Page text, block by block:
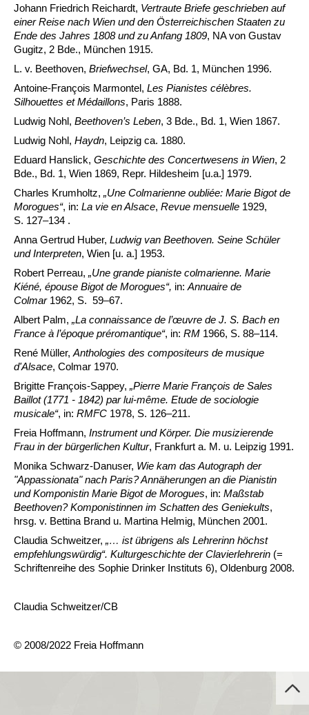
Johann Friedrich Reichardt, Vertraute Briefe geschrieben auf
einer Reise nach Wien und den Österreichischen Staaten zu
Ende des Jahres 1808 und zu Anfang 1809, NA von Gustav
Gugitz, 2 Bde., München 1915.
L. v. Beethoven, Briefwechsel, GA, Bd. 1, München 1996.
Antoine-François Marmontel, Les Pianistes célèbres.
Silhouettes et Médaillons, Paris 1888.
Ludwig Nohl, Beethoven’s Leben, 3 Bde., Bd. 1, Wien 1867.
Ludwig Nohl, Haydn, Leipzig ca. 1880.
Eduard Hanslick, Geschichte des Concertwesens in Wien, 2
Bde., Bd. 1, Wien 1869, Repr. Hildesheim [u.a.] 1979.
Charles Krumholtz, „Une Colmarienne oubliée: Marie Bigot de
Morogues“, in: La vie en Alsace, Revue mensuelle 1929,
S. 127–134 .
Anna Gertrud Huber, Ludwig van Beethoven. Seine Schüler
und Interpreten, Wien [u. a.] 1953.
Robert Perreau, „Une grande pianiste colmarienne. Marie
Kiéné, épouse Bigot de Morogues“, in: Annuaire de
Colmar1962, S. 59–67.
Albert Palm, „La connaissance de l’œuvre de J. S. Bach en
France à l’époque préromantique“, in: RM 1966, S. 88–114.
René Müller, Anthologies des compositeurs de musique
d'Alsace, Colmar 1970.
Brigitte François-Sappey, „Pierre Marie François de Sales
Baillot (1771 - 1842) par lui-même. Etude de sociologie
musicale“, in: RMFC 1978, S. 126–211.
Freia Hoffmann, Instrument und Körper. Die musizierende
Frau in der bürgerlichen Kultur, Frankfurt a. M. u. Leipzig 1991.
Monika Schwarz-Danuser, Wie kam das Autograph der
"Appassionata" nach Paris? Annäherungen an die Pianistin
und Komponistin Marie Bigot de Morogues, in: Maßstab
Beethoven? Komponistinnen im Schatten des Geniekults,
hrsg. v. Bettina Brand u. Martina Helmig, München 2001.
Claudia Schweitzer, „… ist übrigens als Lehrerinn höchst
empfehlungswürdig“. Kulturgeschichte der Clavierlehrerin (=
Schriftenreihe des Sophie Drinker Instituts 6), Oldenburg 2008.
Claudia Schweitzer/CB
© 2008/2022 Freia Hoffmann